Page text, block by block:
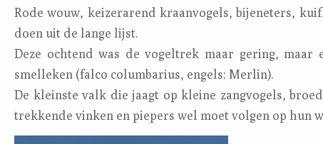
Rode wouw, keizerarend kraanvogels, bijeneters,
doen uit de lange lijst.
Deze ochtend was de vogeltrek maar gering, maar
smelleken (falco columbarius, engels: Merlin).
De kleinste valk die jaagt op kleine zangvogels,
trekkende vinken en piepers wel moet volgen op hun